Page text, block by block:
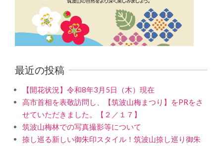
最近の投稿
【開花状況】令和8年3月5日（木）現在
高市首相を表敬訪問し、【筑波山梅まつり】をPRをさ
せていただきました。【２／１７】
筑波山梅林での写真撮影等について
捺し巡る新しい御朱印スタイル！筑波山捺し巡り御朱